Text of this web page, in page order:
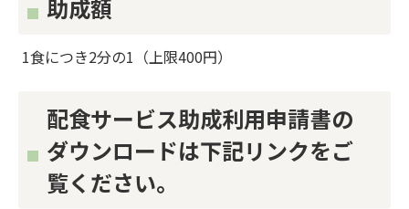
助成額
1食につき2分の1（上限400円）
配食サービス助成利用申請書の
ダウンロードは下記リンクをご
覧ください。